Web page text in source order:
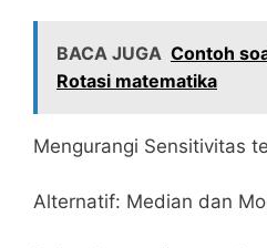
BACA JUGA Contoh
Rotasi matematika
Mengurangi Sensitivitas
Alternatif: Median dan